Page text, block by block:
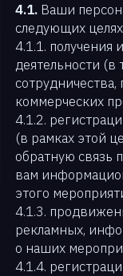
4.1. Ваши
следующих
4.1.1.
деятельности (в
сотрудничества,
коммерческих
4.1.2.
(в рамках этой
обратную связь
вам
этого
4.1.3.
рекламных,
о наших
4.1.4.